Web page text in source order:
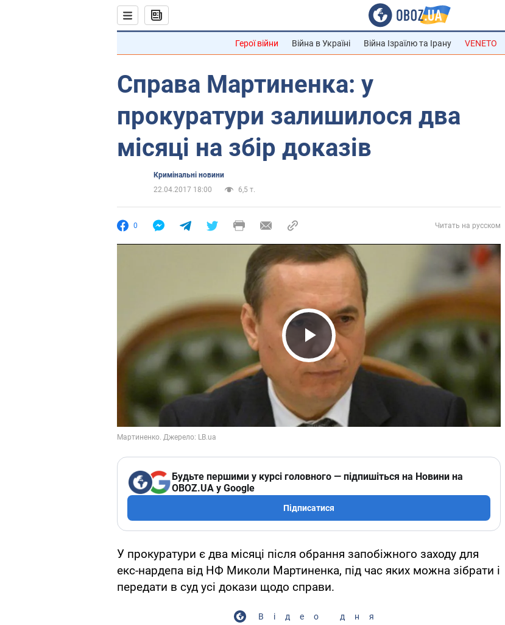
Герої війни Війна в Україні Війна Ізраїлю та Ірану VENETO
Справа Мартиненка: у
прокуратури залишилося два
місяці на збір доказів
Кримінальні новини
22.04.2017 18:00
6,5 т.
0 Читать на русском
Play Video
Будьте першими у курсі головного — підпишіться на Новини на
OBOZ.UA у Google
Підписатися
У прокуратури є два місяці після обрання запобіжного заходу для
екс-нардепа від НФ Миколи Мартиненка, під час яких можна зібрати і
передати в суд усі докази щодо справи.
Відео дня